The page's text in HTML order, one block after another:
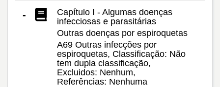
-
Capítulo I - Algumas doenças
infecciosas e parasitárias
Outras doenças por espiroquetas
A69 Outras infecções por
espiroquetas, Classificação: Não
tem dupla classificação,
Excluidos: Nenhum,
Referências: Nenhuma